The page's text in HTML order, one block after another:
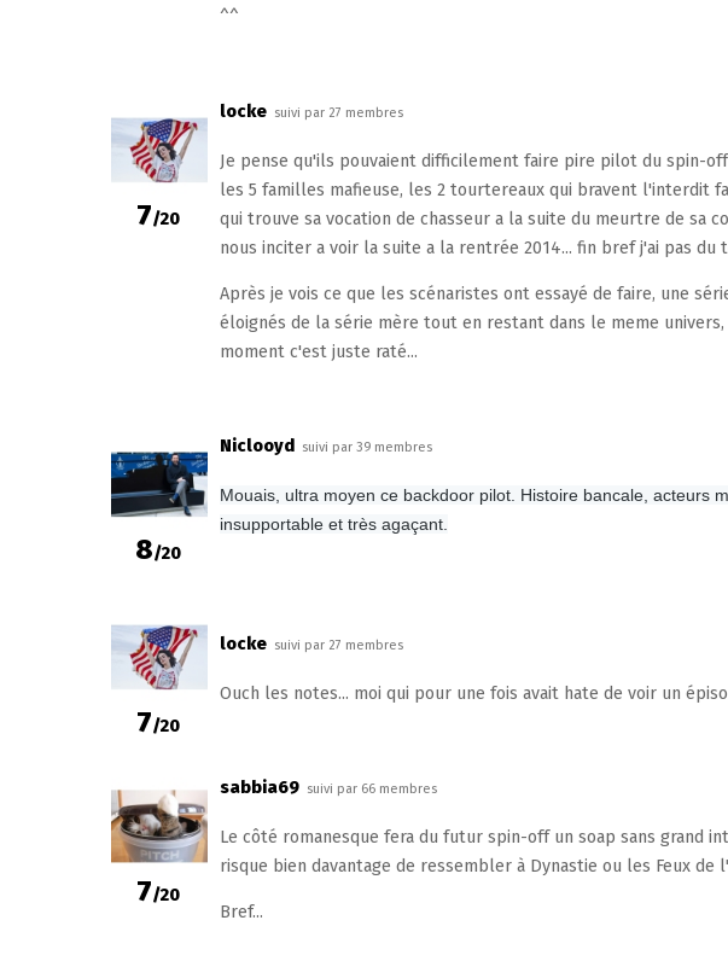
^^
7/20
locke suivi par 27 membres
Je pense qu'ils pouvaient difficilement faire pire pilot du spin-
les 5 familles mafieuse, les 2 tourtereaux qui bravent l'interdit
qui trouve sa vocation de chasseur a la suite du meurtre de sa
nous inciter a voir la suite a la rentrée 2014... fin bref j'ai pas du
Après je vois ce que les scénaristes ont essayé de faire, une
éloignés de la série mère tout en restant dans le meme
moment c'est juste raté...
8/20
Niclooyd suivi par 39 membres
Mouais, ultra moyen ce backdoor pilot. Histoire bancale, acteurs
insupportable et très agaçant.
7/20
locke suivi par 27 membres
Ouch les notes... moi qui pour une fois avait hate de voir un
7/20
sabbia69 suivi par 66 membres
Le côté romanesque fera du futur spin-off un soap sans grand
risque bien davantage de ressembler à Dynastie ou les Feux de
Bref...